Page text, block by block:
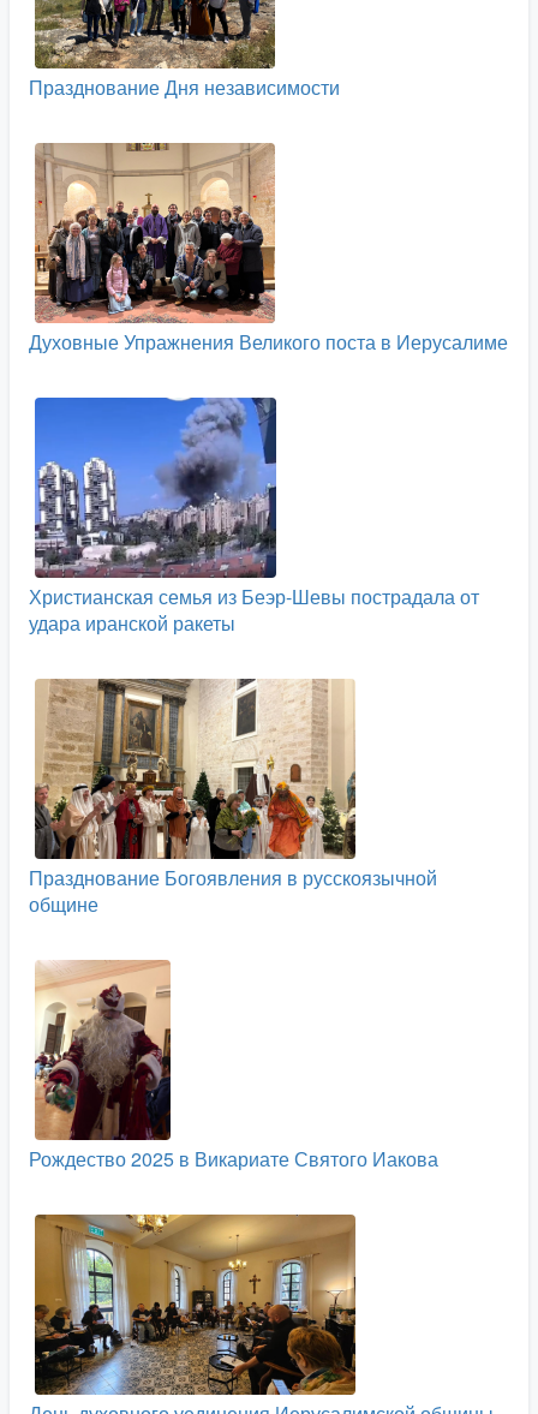
Празднование Дня независимости
Духовные Упражнения Великого поста в Иерусалиме
Христианская семья из Беэр-Шевы пострадала от
удара иранской ракеты
Празднование Богоявления в русскоязычной
общине
Рождество 2025 в Викариате Святого Иакова